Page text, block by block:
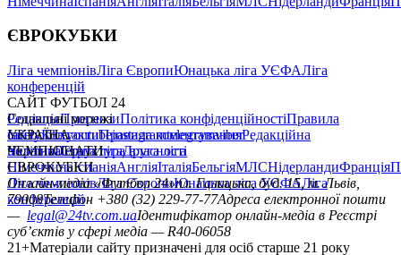
ЄВРОКУБКИ
Ліга чемпіонівЛіга ЄвропиЮнацька ліга УЄФАЛіга
конференцій
САЙТ ФУТБОЛ 24
РедакціяПрогнозиПолітика конфіденційностіПравила
сайтуКонтактиПравила коментуванняРедакційна
політикаСтруктура власності
Соціальні мережі
facebookxyoutubeinstagramtelegramviber
УКРАЇНА
УкраїнаПерша лігаДруга ліга
ЧЕМПІОНАТИ
НімеччинаІспаніяАнгліяІталіяБельгіяМЛСНідерландиФранція
ЄВРОКУБКИ
Ліга чемпіонівЛіга ЄвропиЮнацька ліга УЄФАЛіга
конференцій
Онлайн-медіа «Футбол 24»пл. Галицька, буд. 15, м. Львів,
79008Телефон +380 (32) 229-77-77Адреса електронної пошти
— legal@24tv.com.uaІдентифікатор онлайн-медіа в Реєстрі
суб’єктів у сфері медіа — R40-06058
21+Матеріали сайту призначені для осіб старше 21 року